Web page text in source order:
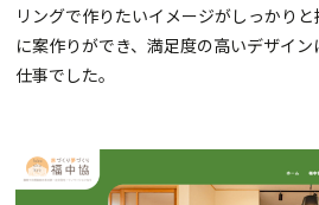
リングで作りたいイメージがしっかり
に案作りができ、満足度の高いデザイ
仕事でした。